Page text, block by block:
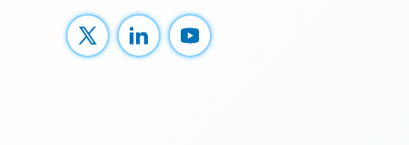
X LinkedInYouTube